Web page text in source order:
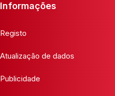
Informações
Registo
Atualização de dados
Publicidade